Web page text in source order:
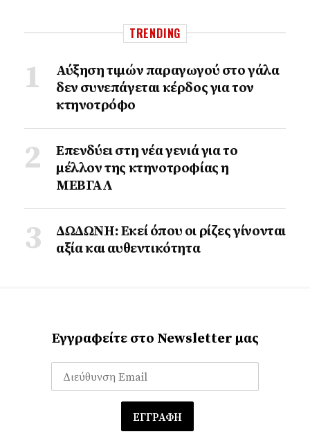
TRENDING
Αύξηση τιμών παραγωγού στο γάλα
δεν συνεπάγεται κέρδος για τον
κτηνοτρόφο
Επενδύει στη νέα γενιά για το
μέλλον της κτηνοτροφίας η
ΜΕΒΓΑΛ
ΔΩΔΩΝΗ: Εκεί όπου οι ρίζες γίνονται
αξία και αυθεντικότητα
Εγγραφείτε στο Newsletter μας